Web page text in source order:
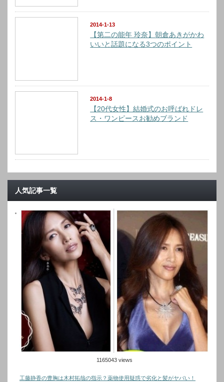
2014-1-13
【第二の能年 玲奈】朝倉あきがかわ
いいと話題になる3つのポイント
2014-1-8
【20代女性】結婚式のお呼ばれドレ
ス・ワンピースお勧めブランド
人気記事一覧
1165043 views
工藤静香の豊胸は木村拓哉の指示？薬物使用疑惑で劣化と髪がヤバい！